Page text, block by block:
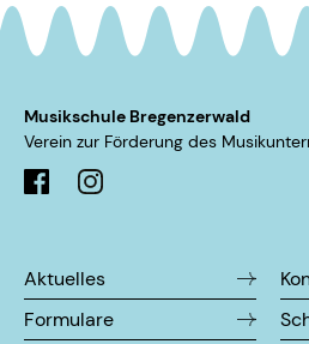
Musikschule Bregenzerwald
Verein zur Förderung des
Aktuelles
Formulare